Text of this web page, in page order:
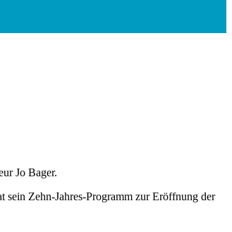
Jo Bager.
sein Zehn-Jahres-Programm zur Eröffnung der